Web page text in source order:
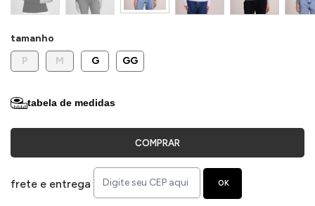
tamanho
P
M G GG
tabela de medidas
COMPRAR
frete e entrega OK